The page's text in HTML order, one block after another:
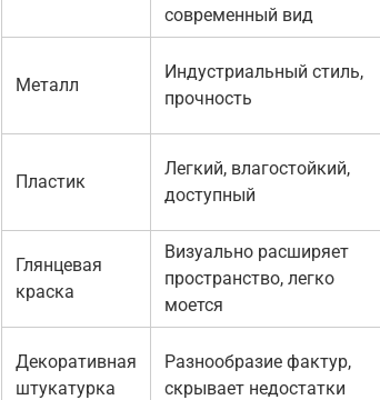
современный вид
Металл
Индустриальный стиль,
прочность
Пластик
Легкий, влагостойкий,
доступный
Глянцевая
краска
Визуально расширяет
пространство, легко
моется
Декоративная
штукатурка
Разнообразие фактур,
скрывает недостатки